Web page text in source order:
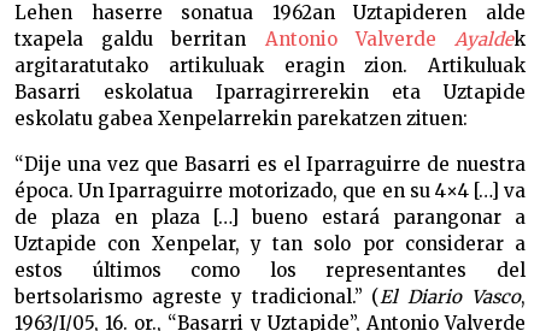
Lehen haserre sonatua 1962an Uztapideren alde
txapela galdu berritan Antonio ValverdeAyaldek
argitaratutako artikuluak eragin zion. Artikuluak
Basarri eskolatua Iparragirrerekin eta Uztapide
eskolatu gabea Xenpelarrekin parekatzen zituen:
“Dije una vez que Basarri es el Iparraguirre de nuestra
época. Un Iparraguirre motorizado, que en su 4×4 […] va
de plaza en plaza […] bueno estará parangonar a
Uztapide con Xenpelar, y tan solo por considerar a
estos últimos como los representantes del
bertsolarismo agreste y tradicional.” (El Diario Vasco,
1963/I/05, 16. or., “Basarri y Uztapide”, Antonio Valverde